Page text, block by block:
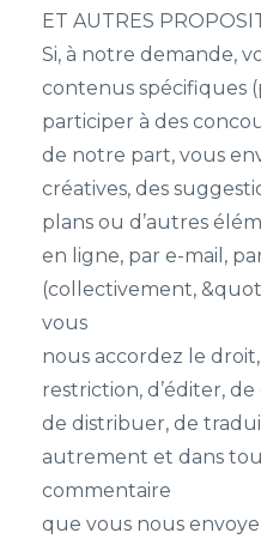
ET AUTRES
Si, à notre demande,
contenus spécifiques
participer à des
de notre part, vous
créatives, des
plans ou d’autres
en ligne, par e-mail,
(collectivement,
vous
nous accordez le
restriction, d’éditer,
de distribuer, de
autrement et dans
commentaire
que vous nous